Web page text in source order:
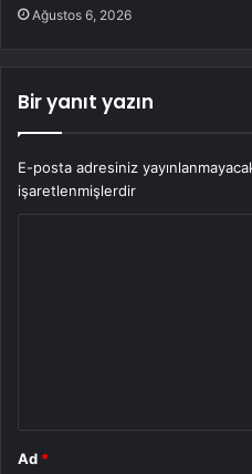
Ağustos 6, 2026
Bir yanıt yazın
E-posta adresiniz
işaretlenmişlerdir
Ad *